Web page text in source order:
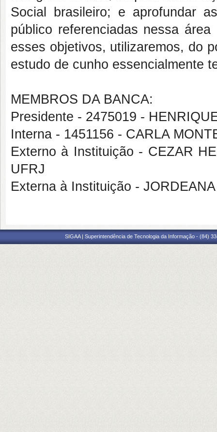
Social brasileiro; e aprofundar
público referenciadas nessa
esses objetivos, utilizaremos, do
estudo de cunho essencialmente
MEMBROS DA BANCA:
Presidente - 2475019 -
Interna - 1451156 - CARLA
Externo à Instituição - CEZAR
UFRJ
Externa à Instituição -
SIGAA | Superintendência de Tecnologia da Informação - (84)